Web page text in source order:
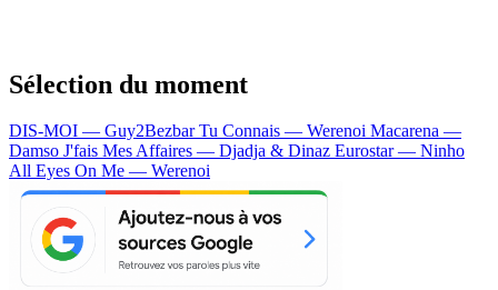
Sélection du moment
DIS-MOI — Guy2BezbarTu Connais — Werenoi Macarena —
Damso J'fais Mes Affaires — Djadja & Dinaz Eurostar — Ninho
All Eyes On Me — Werenoi